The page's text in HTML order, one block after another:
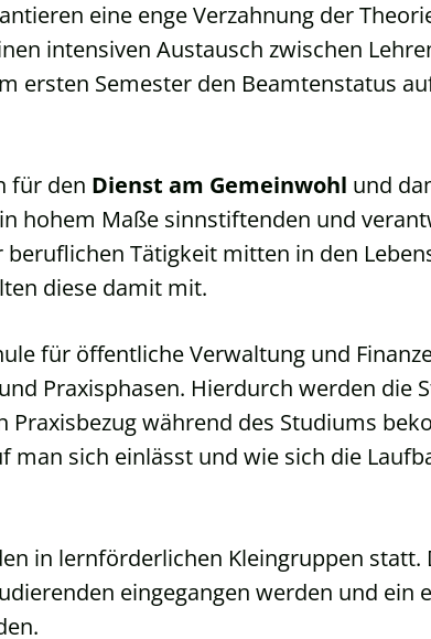
eine enge Verzahnung der
intensiven Austausch zwischen
ersten Semester den Beamtenstatus
für den Dienst am Gemeinwohl und
hohem Maße sinnstiftenden und
Tätigkeit mitten in den
diese damit mit.
für öffentliche Verwaltung und
Praxisphasen. Hierdurch werden
während des Studiums
man sich einlässt und wie sich die
in lernförderlichen Kleingruppen
eingegangen werden und